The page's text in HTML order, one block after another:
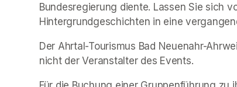
Bundesregierung diente. Lassen Sie sich
Hintergrundgeschichten in eine
Der Ahrtal-Tourismus Bad Neuenahr-
nicht der Veranstalter des Events.